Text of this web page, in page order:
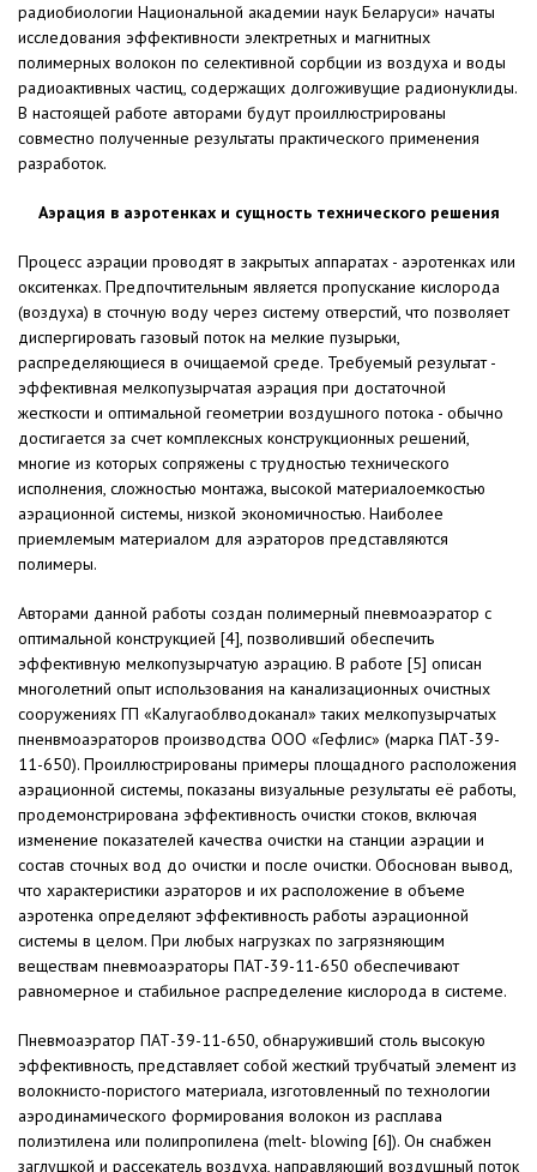
радиобиологии Национальной академии наук Беларуси» начаты
исследования эффективности электретных и магнитных
полимерных волокон по селективной сорбции из воздуха и воды
радиоактивных частиц, содержащих долгоживущие радионуклиды.
В настоящей работе авторами будут проиллюстрированы
совместно полученные результаты практического применения
разработок.
Аэрация в аэротенках и сущность технического решения
Процесс аэрации проводят в закрытых аппаратах - аэротенках или
окситенках. Предпочтительным является пропускание кислорода
(воздуха) в сточную воду через систему отверстий, что позволяет
диспергировать газовый поток на мелкие пузырьки,
распределяющиеся в очищаемой среде. Требуемый результат -
эффективная мелкопузырчатая аэрация при достаточной
жесткости и оптимальной геометрии воздушного потока - обычно
достигается за счет комплексных конструкционных решений,
многие из которых сопряжены с трудностью технического
исполнения, сложностью монтажа, высокой материалоемкостью
аэрационной системы, низкой экономичностью. Наиболее
приемлемым материалом для аэраторов представляются
полимеры.
Авторами данной работы создан полимерный пневмоаэратор с
оптимальной конструкцией [4], позволивший обеспечить
эффективную мелкопузырчатую аэрацию. В работе [5] описан
многолетний опыт использования на канализационных очистных
сооружениях ГП «Калугаоблводоканал» таких мелкопузырчатых
пненвмоаэраторов производства ООО «Гефлис» (марка ПАТ-39-
11-650). Проиллюстрированы примеры площадного расположения
аэрационной системы, показаны визуальные результаты её работы,
продемонстрирована эффективность очистки стоков, включая
изменение показателей качества очистки на станции аэрации и
состав сточных вод до очистки и после очистки. Обоснован вывод,
что характеристики аэраторов и их расположение в объеме
аэротенка определяют эффективность работы аэрационной
системы в целом. При любых нагрузках по загрязняющим
веществам пневмоаэраторы ПАТ-39-11-650 обеспечивают
равномерное и стабильное распределение кислорода в системе.
Пневмоаэратор ПАТ-39-11-650, обнаруживший столь высокую
эффективность, представляет собой жесткий трубчатый элемент из
волокнисто-пористого материала, изготовленный по технологии
аэродинамического формирования волокон из расплава
полиэтилена или полипропилена (melt- blowing [6]). Он снабжен
заглушкой и рассекатель воздуха, направляющий воздушный поток